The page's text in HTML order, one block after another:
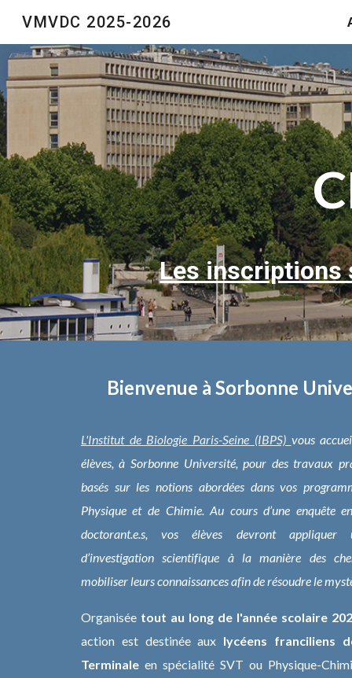
VMVDC 2025-2026
Les inscriptions
Bienvenue à Sorbonne
L'Institut de Biologie Paris-Seine (IBPS) vous
élèves, à Sorbonne Université, pour des travaux
basés sur les notions abordées dans vos
Physique et de Chimie. Au cours d’une enquête
doctorant.e.s, vos élèves devront appliquer
d’investigation scientifique à la manière des
mobiliser leurs connaissances afin de résoudre le
Organisée tout au long de l'année scolaire
action est destinée aux lycéens franciliens
Terminale en spécialité SVT ou Physique-